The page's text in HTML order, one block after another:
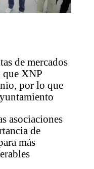
de mercados
que XNP
por lo que
asociaciones
de
más